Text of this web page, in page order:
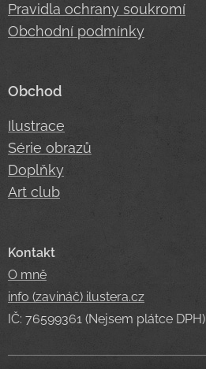
Pravidla ochrany soukromí
Obchodní podmínky
Obchod
Ilustrace
Série obrazů
Doplňky
Art club
Kontakt
O mně
info (zavináč) ilustera.cz
IČ: 76599361 (Nejsem plátce DPH)